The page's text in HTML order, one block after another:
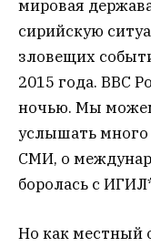
мировая
сирийскую
зловещих
2015 года. ВВС
ночью. Мы
услышать много
СМИ, о
боролась с
Но как местный